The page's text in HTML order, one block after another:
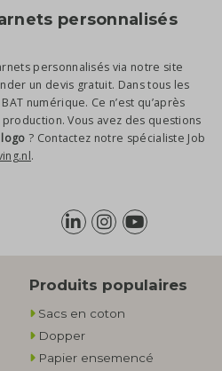
personnalisés
personnalisés via notre site
un devis gratuit. Dans tous les
numérique. Ce n’est qu’après
Vous avez des questions
? Contactez notre spécialiste Job
.
Produits populaires
Sacs en coton
Dopper
Papier ensemencé